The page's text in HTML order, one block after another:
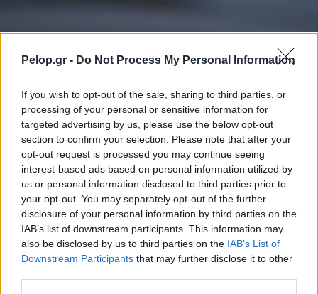
Pelop.gr - Do Not Process My Personal Information
If you wish to opt-out of the sale, sharing to third parties, or
processing of your personal or sensitive information for
targeted advertising by us, please use the below opt-out
section to confirm your selection. Please note that after your
opt-out request is processed you may continue seeing
interest-based ads based on personal information utilized by
us or personal information disclosed to third parties prior to
your opt-out. You may separately opt-out of the further
disclosure of your personal information by third parties on the
IAB’s list of downstream participants. This information may
also be disclosed by us to third parties on the IAB’s List of
Downstream Participants that may further disclose it to other
ΔΕΥΑΠ: Λύση στα προβλήματα υδροδότησης σε
Μιντιλόγλι, Ροΐτικα, Βραχνέικα και Μοιρέικα